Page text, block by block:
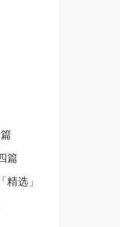
篇
精选」